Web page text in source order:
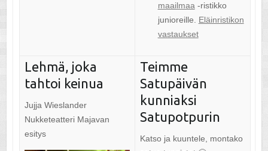
maailmaa-ristikko
junioreille. Eläinristikon
vastaukset
Lehmä, joka
tahtoi keinua
Jujja Wieslander
Nukketeatteri Majavan
esitys
Teimme
Satupäivän
kunniaksi
Satupotpurin
Katso ja kuuntele, montako